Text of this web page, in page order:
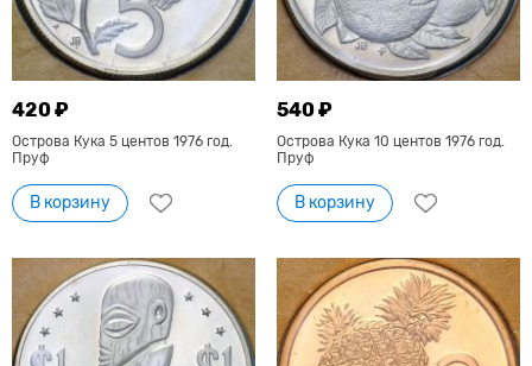
420 ₽
Острова Кука 5 центов 1976 год.
Пруф
В корзину
540 ₽
Острова Кука 10 центов 1976 год.
Пруф
В корзину